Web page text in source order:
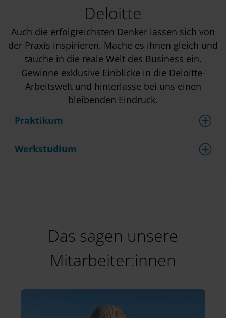
Deloitte
Auch die erfolgreichsten Denker lassen sich von
der Praxis inspirieren. Mache es ihnen gleich und
tauche in die reale Welt des Business ein.
Gewinne exklusive Einblicke in die Deloitte-
Arbeitswelt und hinterlasse bei uns einen
bleibenden Eindruck.
Praktikum
Werkstudium
Das sagen unsere
Mitarbeiter:innen